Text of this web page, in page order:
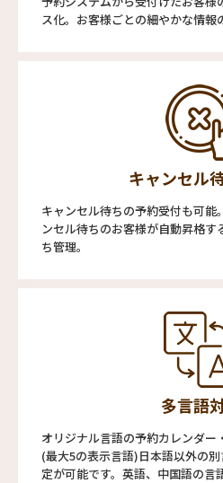
ス化。お客様ごとの細やかな情報
キャンセル
キャンセル待ちの予約受付も可能
ンセル待ちのお客様が自動昇格
ち管理。
多言語
オリジナル言語の予約カレンダ
(最大5の表示言語)日本語以外の
定が可能です。英語、中国語の言